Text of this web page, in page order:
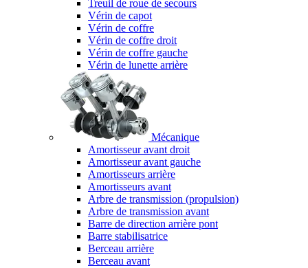
Treuil de roue de secours
Vérin de capot
Vérin de coffre
Vérin de coffre droit
Vérin de coffre gauche
Vérin de lunette arrière
Mécanique
Amortisseur avant droit
Amortisseur avant gauche
Amortisseurs arrière
Amortisseurs avant
Arbre de transmission (propulsion)
Arbre de transmission avant
Barre de direction arrière pont
Barre stabilisatrice
Berceau arrière
Berceau avant